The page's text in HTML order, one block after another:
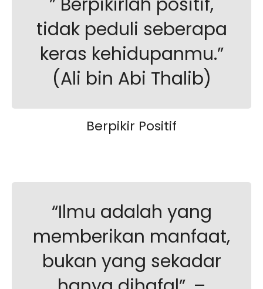
tidak peduli seberapa
keras kehidupanmu.”
(Ali bin Abi Thalib)
Berpikir Positif
“Ilmu adalah yang
memberikan manfaat,
bukan yang sekadar